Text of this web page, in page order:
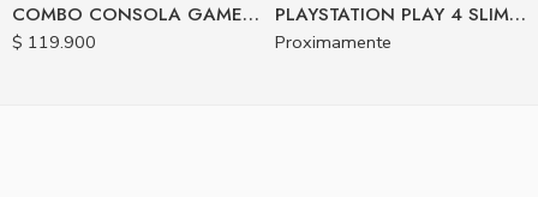
COMBO CONSOLA GAME STICK GD10 X2 4K + PROTECTOR GRIP UNIVERSAL CONTROL
$ 119.900
PLAYSTATION PLAY 4 SLIM 1 TB REFURBISHED 1 CONTROL
Proximamente